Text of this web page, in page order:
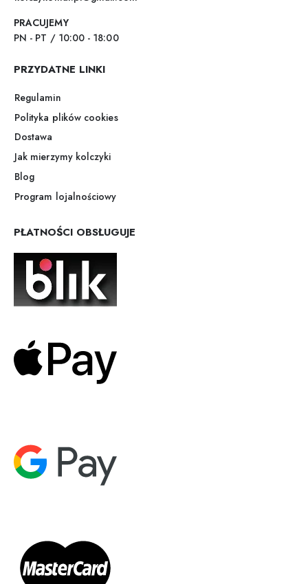
PRACUJEMY
PN - PT / 10:00 - 18:00
PRZYDATNE LINKI
Regulamin
Polityka plików cookies
Dostawa
Jak mierzymy kolczyki
Blog
Program lojalnościowy
PŁATNOŚCI OBSŁUGUJE